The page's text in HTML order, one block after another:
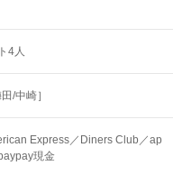
4人
/中崎］
Express／Diners Club／ap
現金